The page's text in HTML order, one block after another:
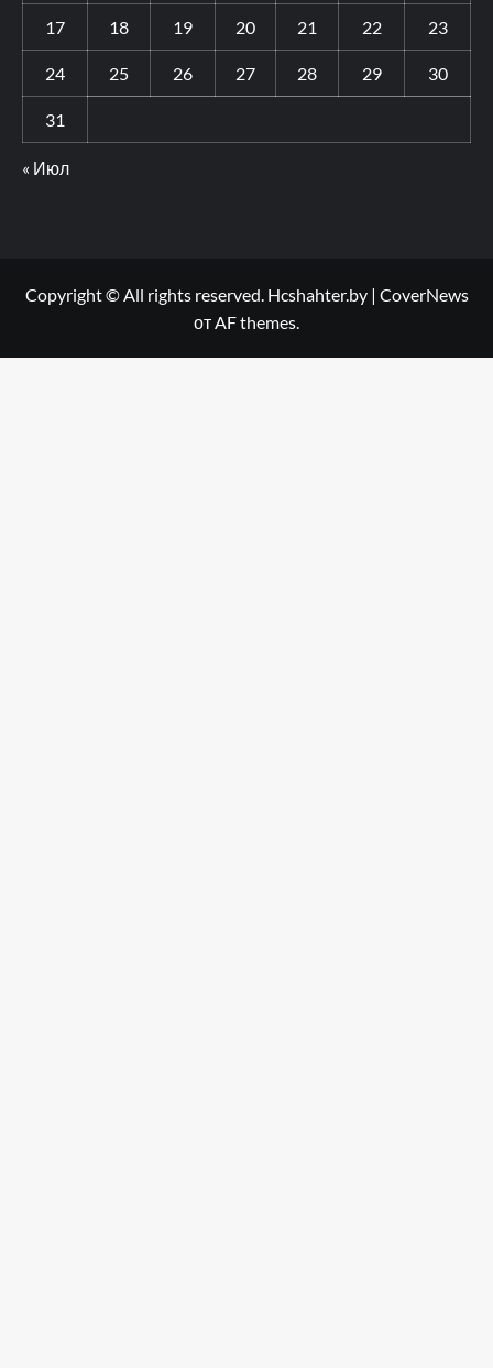
17 18 19 20 21 22 23
24 25 26 27 28 29 30
31
« Июл
Copyright © All rights reserved. Hcshahter.by | CoverNews
от AF themes.